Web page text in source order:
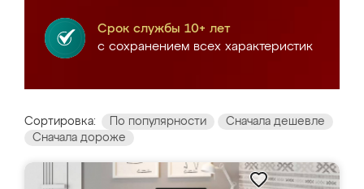
Срок службы 10+ лет
с сохранением всех характеристик
Сортировка: По популярности
Сначала дешевле
Сначала дороже